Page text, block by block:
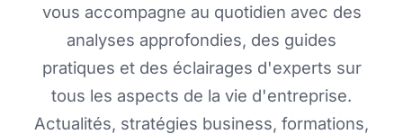
vous accompagne au quotidien avec des
analyses approfondies, des guides
pratiques et des éclairages d'experts sur
tous les aspects de la vie d'entreprise.
Actualités, stratégies business, formations,